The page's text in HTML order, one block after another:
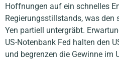
Hoffnungen auf ein schnelles
Regierungsstillstands, was den
Yen partiell untergräbt.
US-Notenbank Fed halten den
und begrenzen die Gewinne im